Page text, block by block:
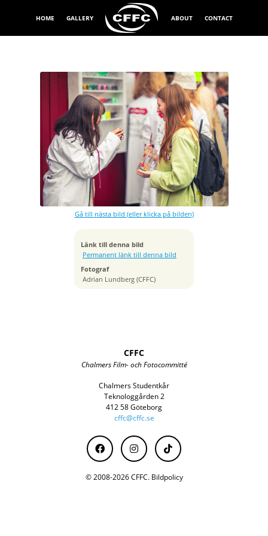
HOME GALLERY ABOUT CONTACT
Gå till nästa bild (eller klicka på bilden)
Länk till denna bild
Permanent länk till denna bild
Fotograf
Adrian Lundberg (CFFC)
Exponeringstid
1/1250 sek
Bländare
f/1.4
Kamera
Canon EOS 5D Mark IV
Tagen
ISO
100
Brännvidd
105 mm
CFFC
Chalmers Film- och Fotocommitté
Chalmers Studentkår
Teknologgården 2
412 58 Göteborg
cffc@cffc.se
© 2008-2026 CFFC. Bildpolicy